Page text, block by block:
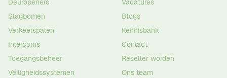
Deuropeners
Slagbomen
Verkeerspalen
Intercoms
Toegangsbeheer
Veiligheidssystemen
Vacatures
Blogs
Kennisbank
Contact
Reseller worden
Ons team